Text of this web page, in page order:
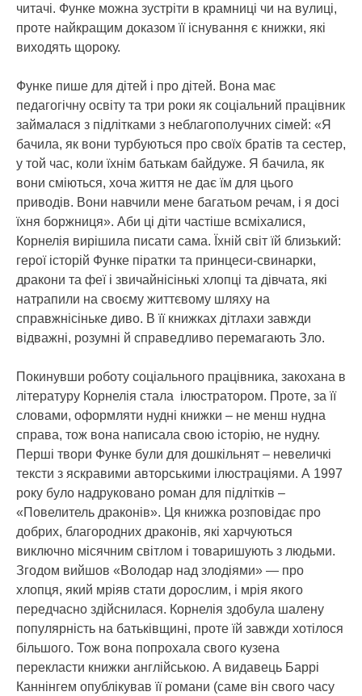
читачі. Функе можна зустріти в крамниці чи на вулиці,
проте найкращим доказом її існування є книжки, які
виходять щороку.
Функе пише для дітей і про дітей. Вона має
педагогічну освіту та три роки як соціальний працівник
займалася з підлітками з неблагополучних сімей: «Я
бачила, як вони турбуються про своїх братів та сестер,
у той час, коли їхнім батькам байдуже. Я бачила, як
вони сміються, хоча життя не дає їм для цього
приводів. Вони навчили мене багатьом речам, і я досі
їхня боржниця». Аби ці діти частіше всміхалися,
Корнелія вирішила писати сама. Їхній світ їй близький:
герої історій Функе піратки та принцеси-свинарки,
дракони та феї і звичайнісінькі хлопці та дівчата, які
натрапили на своєму життєвому шляху на
справжнісіньке диво. В її книжках дітлахи завжди
відважні, розумні й справедливо перемагають Зло.
Покинувши роботу соціального працівника, закохана в
літературу Корнелія стала ілюстратором. Проте, за її
словами, оформляти нудні книжки – не менш нудна
справа, тож вона написала свою історію, не нудну.
Перші твори Функе були для дошкільнят – невеличкі
тексти з яскравими авторськими ілюстраціями. А 1997
року було надруковано роман для підлітків –
«Повелитель драконів». Ця книжка розповідає про
добрих, благородних драконів, які харчуються
виключно місячним світлом і товаришують з людьми.
Згодом вийшов «Володар над злодіями» — про
хлопця, який мріяв стати дорослим, і мрія якого
передчасно здійснилася. Корнелія здобула шалену
популярність на батьківщині, проте їй завжди хотілося
більшого. Тож вона попрохала свого кузена
перекласти книжки англійською. А видавець Баррі
Каннінгем опублікував її романи (саме він свого часу